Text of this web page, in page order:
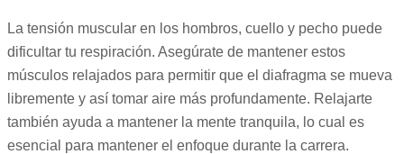
La tensión muscular en los hombros, cuello y pecho puede
dificultar tu respiración. Asegúrate de mantener estos
músculos relajados para permitir que el diafragma se mueva
libremente y así tomar aire más profundamente. Relajarte
también ayuda a mantener la mente tranquila, lo cual es
esencial para mantener el enfoque durante la carrera.